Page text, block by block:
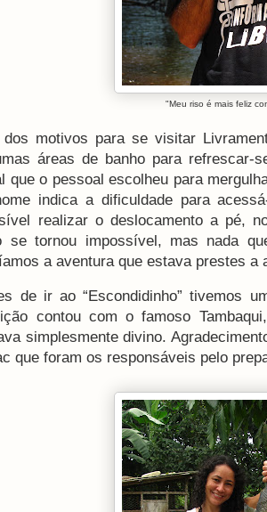
"Meu riso é mais feliz
dos motivos para se visitar
áreas de banho para refrescar-
que o pessoal escolheu para
indica a dificuldade para
realizar o deslocamento a pé,
se tornou impossível, mas nada
a aventura que estava prestes a
de ir ao “Escondidinho” tivemos
contou com o famoso
simplesmente divino.
que foram os responsáveis pelo